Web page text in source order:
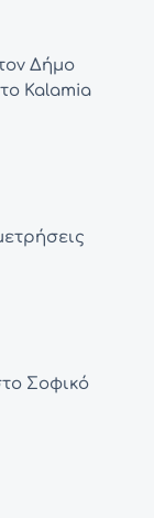
Δήμο
Kalamia
Σοφικό